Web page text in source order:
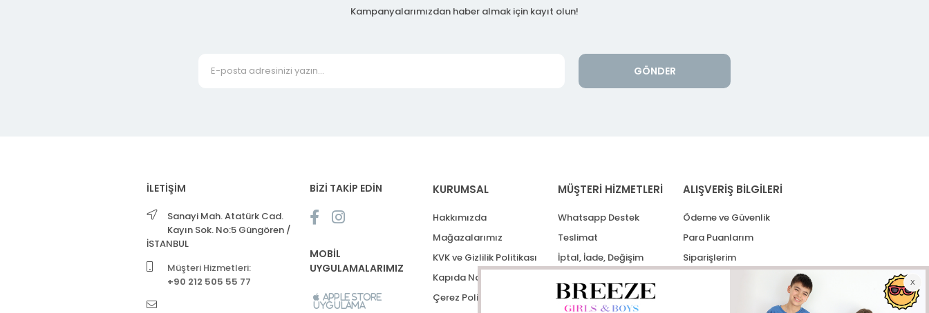
Kampanyalarımızdan haber almak için kayıt olun!
GÖNDER
İLETİŞİM
Sanayi Mah. Atatürk Cad.
Kayın Sok. No:5 Güngören /
İSTANBUL
Müşteri Hizmetleri:
+90 212 505 55 77
BİZİ TAKİP EDİN
MOBİL
UYGULAMALARIMIZ
Apple Store
Uygulama
KURUMSAL
Hakkımızda
Mağazalarımız
KVK ve Gizlilik Politikası
Kapıda Nakit Ödeme
Çerez Politikası
MÜŞTERİ HİZMETLERİ
Whatsapp Destek
Teslimat
İptal, İade, Değişim
ALIŞVERİŞ BİLGİLERİ
Ödeme ve Güvenlik
Para Puanlarım
Siparişlerim